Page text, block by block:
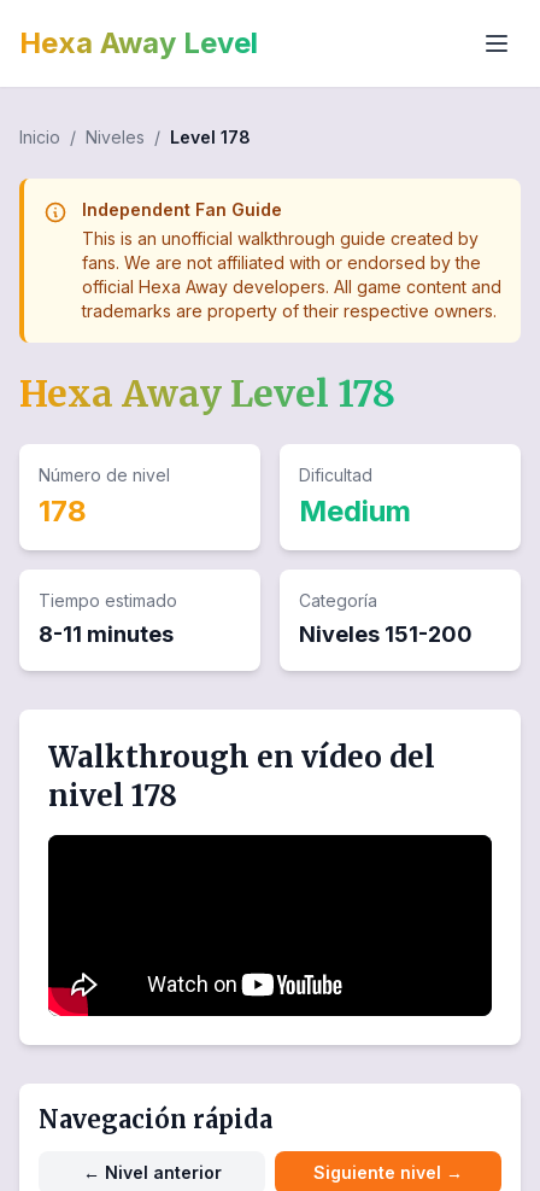
Hexa Away Level
Inicio / Niveles / Level 178
Independent Fan Guide
This is an unofficial walkthrough guide created by
fans. We are not affiliated with or endorsed by the
official Hexa Away developers. All game content and
trademarks are property of their respective owners.
Hexa Away Level 178
Número de nivel
178
Dificultad
Medium
Tiempo estimado
8-11 minutes
Categoría
Niveles 151-200
Walkthrough en vídeo del
nivel 178
Navegación rápida
← Nivel anterior Siguiente nivel →